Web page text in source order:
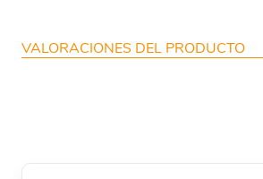
VALORACIONES DEL PRODUCTO